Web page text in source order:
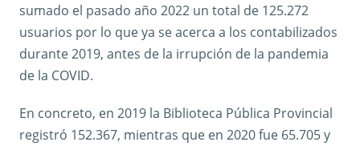
sumado el pasado año 2022 un total de 125.272
usuarios por lo que ya se acerca a los contabilizados
durante 2019, antes de la irrupción de la pandemia
de la COVID.
En concreto, en 2019 la Biblioteca Pública Provincial
registró 152.367, mientras que en 2020 fue 65.705 y